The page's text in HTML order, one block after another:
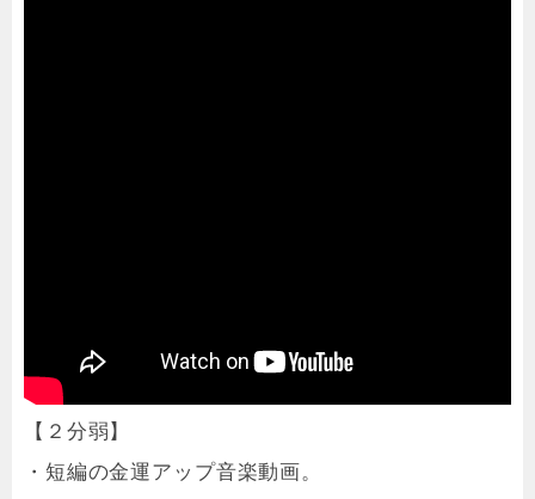
【２分弱】
・短編の金運アップ音楽動画。